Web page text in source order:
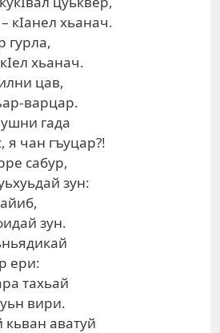
кIанел хьанач.
гурла,
хьанач.
цав,
варцар.
гада
я чан гъуцар?!
сабур,
зун:
зун.
ери:
тахьай
вири.
кьван аватуй